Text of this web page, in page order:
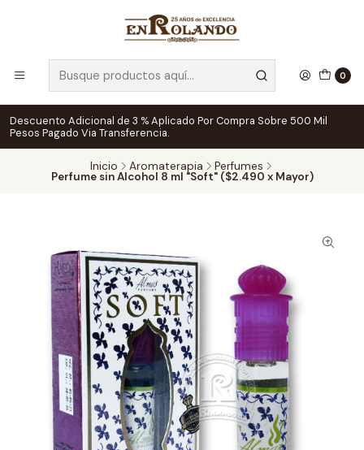
0
Descuento Adicional de 3 % Aplicado Por Compra Sobre 500 Mil
Pesos Pagado Via Transferencia.
Inicio Aromaterapia Perfumes
Perfume sin Alcohol 8 ml "Soft" ($2.490 x Mayor)